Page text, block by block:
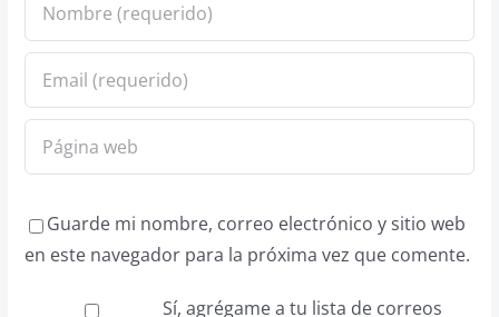
Guarde mi nombre, correo electrónico y sitio web
en este navegador para la próxima vez que comente.
Sí, agrégame a tu lista de correos